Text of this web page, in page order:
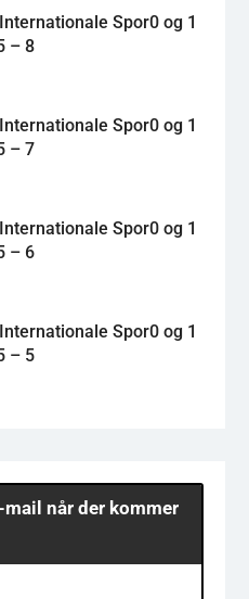
Spor0 og 1
– 8
Spor0 og 1
– 7
Spor0 og 1
– 6
Spor0 og 1
– 5
når der kommer